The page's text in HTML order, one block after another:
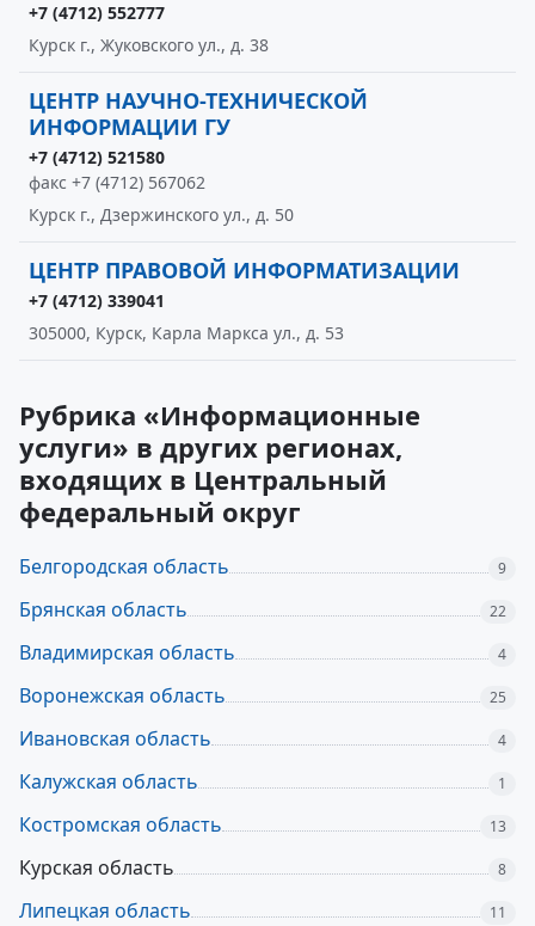
+7 (4712) 552777
Курск г., Жуковского ул., д. 38
ЦЕНТР НАУЧНО-ТЕХНИЧЕСКОЙ
ИНФОРМАЦИИ ГУ
+7 (4712) 521580
факс +7 (4712) 567062
Курск г., Дзержинского ул., д. 50
ЦЕНТР ПРАВОВОЙ ИНФОРМАТИЗАЦИИ
+7 (4712) 339041
305000, Курск, Карла Маркса ул., д. 53
Рубрика «Информационные
услуги» в других регионах,
входящих в Центральный
федеральный округ
Белгородская область 9
Брянская область 22
Владимирская область 4
Воронежская область 25
Ивановская область 4
Калужская область 1
Костромская область 13
Курская область 8
Липецкая область 11